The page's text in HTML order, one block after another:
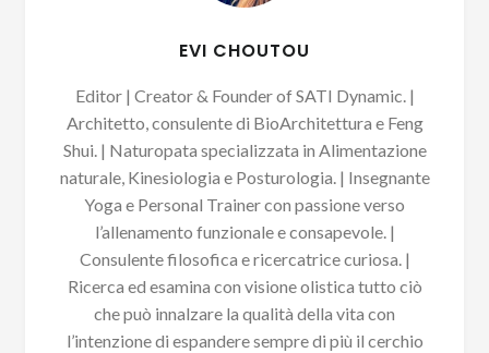
EVI CHOUTOU
Editor | Creator & Founder of SATI Dynamic. |
Architetto, consulente di BioArchitettura e Feng
Shui. | Naturopata specializzata in Alimentazione
naturale, Kinesiologia e Posturologia. | Insegnante
Yoga e Personal Trainer con passione verso
l’allenamento funzionale e consapevole. |
Consulente filosofica e ricercatrice curiosa. |
Ricerca ed esamina con visione olistica tutto ciò
che può innalzare la qualità della vita con
l’intenzione di espandere sempre di più il cerchio